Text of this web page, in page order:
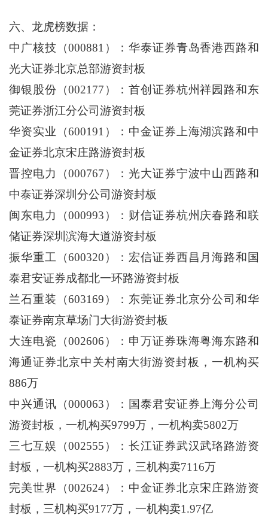
六、龙虎榜数据：
中广核技（000881）：华泰证券青岛香港西路和
光大证券北京总部游资封板
御银股份（002177）：首创证券杭州祥园路和东
莞证券浙江分公司游资封板
华资实业（600191）：中金证券上海湖滨路和中
金证券北京宋庄路游资封板
晋控电力（000767）：光大证券宁波中山西路和
中泰证券深圳分公司游资封板
闽东电力（000993）：财信证券杭州庆春路和联
储证券深圳滨海大道游资封板
振华重工（600320）：宏信证券西昌月海路和国
泰君安证券成都北一环路游资封板
兰石重装（603169）：东莞证券北京分公司和华
泰证券南京草场门大街游资封板
大连电瓷（002606）：申万证券珠海粤海东路和
海通证券北京中关村南大街游资封板，一机构买
886万
中兴通讯（000063）：国泰君安证券上海分公司
游资封板，一机构买9799万，一机构卖5802万
三七互娱（002555）：长江证券武汉武珞路游资
封板，一机构买2883万，三机构卖7116万
完美世界（002624）：中金证券北京宋庄路游资
封板，三机构买9177万，一机构卖1.97亿